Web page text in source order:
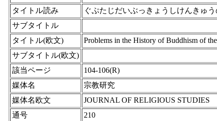
タイトル読み
ぐぷたじだいぶっきょうしけんきゅ
サブタイトル
タイトル(欧文)
Problems in the History of Buddhism of
サブタイトル(欧文)
該当ページ
104-106(R)
媒体名
宗教研究
媒体名欧文
JOURNAL OF RELIGIOUS STUDIES
通号
210